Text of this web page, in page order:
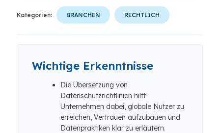
Kategorien: BRANCHEN RECHTLICH
Wichtige Erkenntnisse
Die Übersetzung von
Datenschutzrichtlinien hilft
Unternehmen dabei, globale Nutzer zu
erreichen, Vertrauen aufzubauen und
Datenpraktiken klar zu erläutern.